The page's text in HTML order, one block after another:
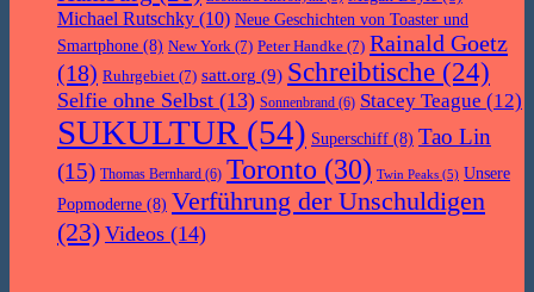
Michael Rutschky (10) Neue Geschichten von Toaster und
Smartphone (8) New York (7) Peter Handke (7) Rainald Goetz
(18) Ruhrgebiet (7) satt.org (9) Schreibtische (24)
Selfie ohne Selbst (13) Sonnenbrand (6) Stacey Teague (12)
SUKULTUR (54) Superschiff (8) Tao Lin
(15) Thomas Bernhard (6) Toronto (30) Twin Peaks (5) Unsere
Popmoderne (8) Verführung der Unschuldigen
(23) Videos (14)